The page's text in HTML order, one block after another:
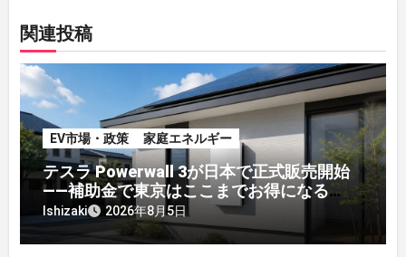
関連投稿
EV市場・政策 家庭エネルギー
テスラ Powerwall 3が日本で正式販売開始
——補助金で東京はここまでお得になる
【2026年8月最新】
Ishizaki 2026年8月5日